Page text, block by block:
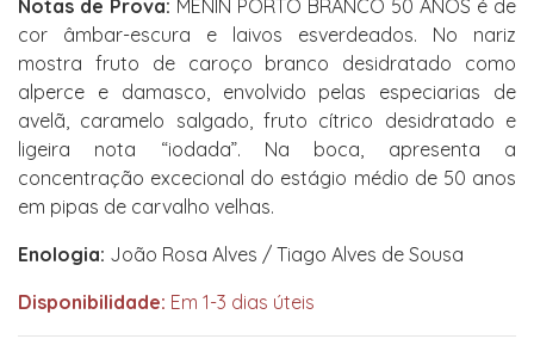
Notas de Prova: MENIN PORTO BRANCO 50 ANOS é de
cor âmbar-escura e laivos esverdeados. No nariz
mostra fruto de caroço branco desidratado como
alperce e damasco, envolvido pelas especiarias de
avelã, caramelo salgado, fruto cítrico desidratado e
ligeira nota “iodada”. Na boca, apresenta a
concentração excecional do estágio médio de 50 anos
em pipas de carvalho velhas.
Enologia: João Rosa Alves / Tiago Alves de Sousa
Disponibilidade: Em 1-3 dias úteis